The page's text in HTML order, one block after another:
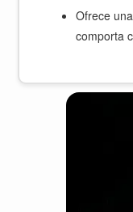
Ofrece
comporta